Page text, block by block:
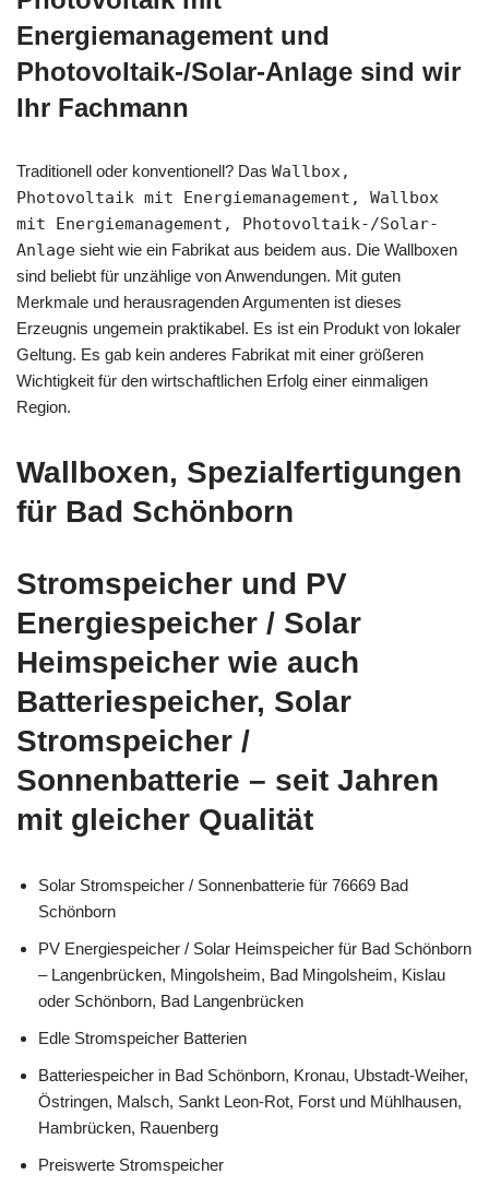
Energiemanagement und
Photovoltaik-/Solar-Anlage sind wir
Ihr Fachmann
Traditionell oder konventionell? Das Wallbox,
Photovoltaik mit Energiemanagement, Wallbox
mit Energiemanagement, Photovoltaik-/Solar-
Anlage sieht wie ein Fabrikat aus beidem aus. Die Wallboxen
sind beliebt für unzählige von Anwendungen. Mit guten
Merkmale und herausragenden Argumenten ist dieses
Erzeugnis ungemein praktikabel. Es ist ein Produkt von lokaler
Geltung. Es gab kein anderes Fabrikat mit einer größeren
Wichtigkeit für den wirtschaftlichen Erfolg einer einmaligen
Region.
Wallboxen, Spezialfertigungen
für Bad Schönborn
Stromspeicher und PV
Energiespeicher / Solar
Heimspeicher wie auch
Batteriespeicher, Solar
Stromspeicher /
Sonnenbatterie – seit Jahren
mit gleicher Qualität
Solar Stromspeicher / Sonnenbatterie für 76669 Bad
Schönborn
PV Energiespeicher / Solar Heimspeicher für Bad Schönborn
– Langenbrücken, Mingolsheim, Bad Mingolsheim, Kislau
oder Schönborn, Bad Langenbrücken
Edle Stromspeicher Batterien
Batteriespeicher in Bad Schönborn, Kronau, Ubstadt-Weiher,
Östringen, Malsch, Sankt Leon-Rot, Forst und Mühlhausen,
Hambrücken, Rauenberg
Preiswerte Stromspeicher